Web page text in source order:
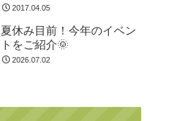
デイサービスのチャイル
2017.04.05
夏休み目前！今年のイベン
トをご紹介🌞
2026.07.02